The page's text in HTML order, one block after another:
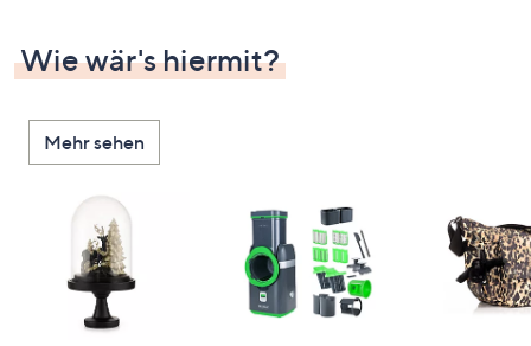
Wie wär's hiermit?
Mehr sehen